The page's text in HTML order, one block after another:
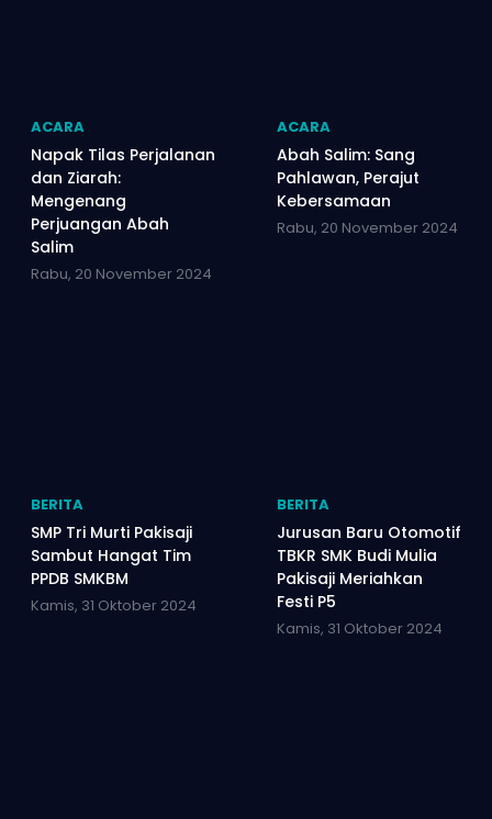
ACARA
Napak Tilas Perjalanan
dan Ziarah:
Mengenang
Perjuangan Abah
Salim
Rabu, 20 November 2024
ACARA
Abah Salim: Sang
Pahlawan, Perajut
Kebersamaan
Rabu, 20 November 2024
BERITA
SMP Tri Murti Pakisaji
Sambut Hangat Tim
PPDB SMKBM
Kamis, 31 Oktober 2024
BERITA
Jurusan Baru Otomotif
TBKR SMK Budi Mulia
Pakisaji Meriahkan
Festi P5
Kamis, 31 Oktober 2024